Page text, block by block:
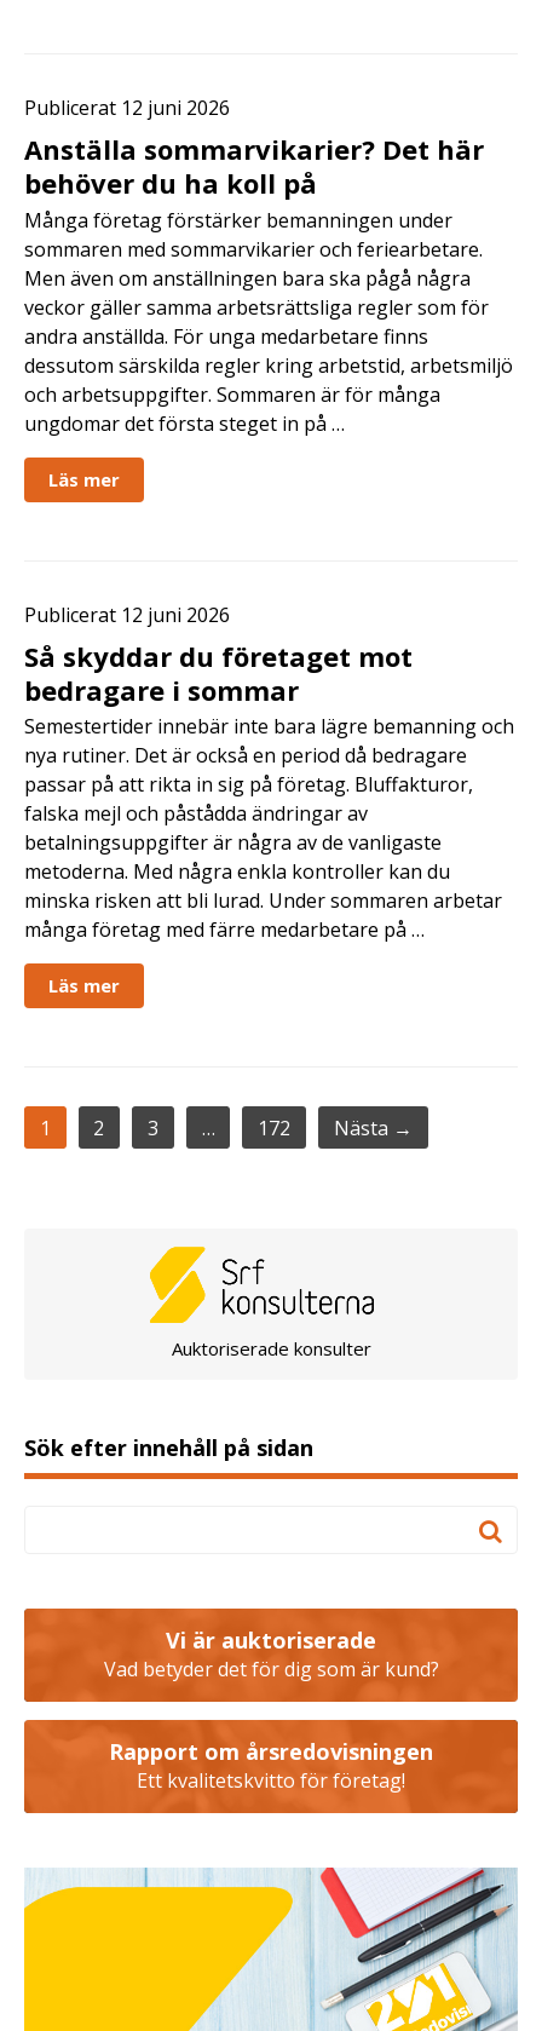
Publicerat 12 juni 2026
Anställa sommarvikarier? Det här
behöver du ha koll på
Många företag förstärker bemanningen under
sommaren med sommarvikarier och feriearbetare.
Men även om anställningen bara ska pågå några
veckor gäller samma arbetsrättsliga regler som för
andra anställda. För unga medarbetare finns
dessutom särskilda regler kring arbetstid, arbetsmiljö
och arbetsuppgifter. Sommaren är för många
ungdomar det första steget in på …
Läs mer
Publicerat 12 juni 2026
Så skyddar du företaget mot
bedragare i sommar
Semestertider innebär inte bara lägre bemanning och
nya rutiner. Det är också en period då bedragare
passar på att rikta in sig på företag. Bluffakturor,
falska mejl och påstådda ändringar av
betalningsuppgifter är några av de vanligaste
metoderna. Med några enkla kontroller kan du
minska risken att bli lurad. Under sommaren arbetar
många företag med färre medarbetare på …
Läs mer
1 2 3 … 172 Nästa →
Auktoriserade konsulter
Sök efter innehåll på sidan
Vi är auktoriserade
Vad betyder det för dig som är kund?
Rapport om årsredovisningen
Ett kvalitetskvitto för företag!